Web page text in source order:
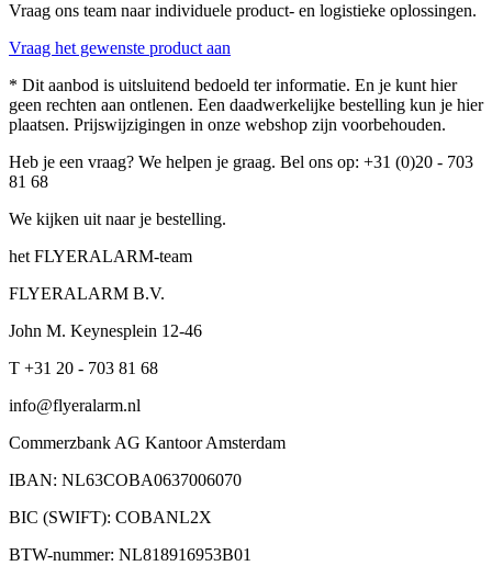
Vraag ons team naar individuele product- en logistieke oplossingen.
Vraag het gewenste product aan
* Dit aanbod is uitsluitend bedoeld ter informatie. En je kunt hier
geen rechten aan ontlenen. Een daadwerkelijke bestelling kun je hier
plaatsen. Prijswijzigingen in onze webshop zijn voorbehouden.
Heb je een vraag? We helpen je graag. Bel ons op: +31 (0)20 - 703
81 68
We kijken uit naar je bestelling.
het FLYERALARM-team
FLYERALARM B.V.
John M. Keynesplein 12-46
T +31 20 - 703 81 68
info@flyeralarm.nl
Commerzbank AG Kantoor Amsterdam
IBAN: NL63COBA0637006070
BIC (SWIFT): COBANL2X
BTW-nummer: NL818916953B01